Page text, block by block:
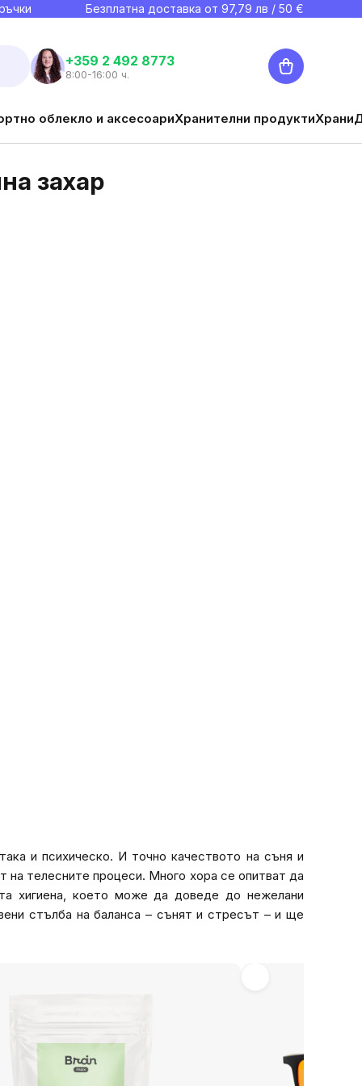
Безплатна доставка от 97,79 лв / 50 €
+359 2 492 8773
8:00-16:00 ч.
Количка
облекло и аксесоариХранителни продуктиХрани
захар
и психическо. И точно качеството на съня и
на телесните процеси. Много хора се опитват да
хигиена, което може да доведе до нежелани
стълба на баланса – сънят и стресът – и ще